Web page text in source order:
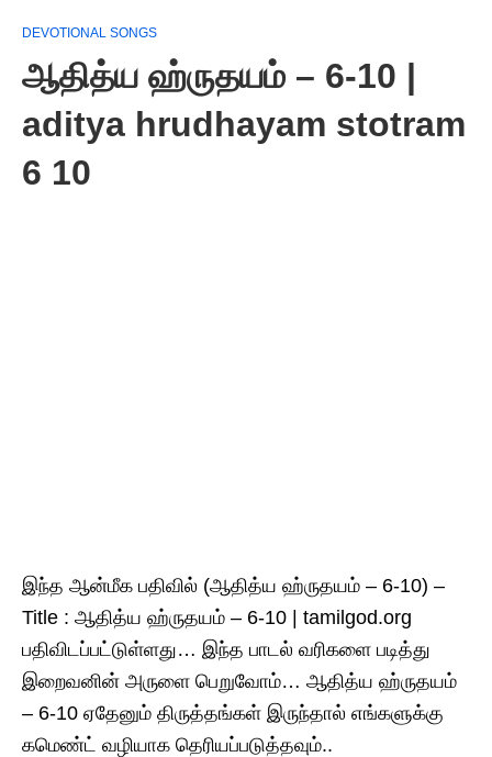
DEVOTIONAL SONGS
ஆதித்ய ஹ்ருதயம் – 6-10 |
aditya hrudhayam stotram
6 10
இந்த ஆன்மீக பதிவில் (ஆதித்ய ஹ்ருதயம் – 6-10) –
Title : ஆதித்ய ஹ்ருதயம் – 6-10 | tamilgod.org
பதிவிடப்பட்டுள்ளது… இந்த பாடல் வரிகளை படித்து
இறைவனின் அருளை பெறுவோம்… ஆதித்ய ஹ்ருதயம்
– 6-10 ஏதேனும் திருத்தங்கள் இருந்தால் எங்களுக்கு
கமெண்ட் வழியாக தெரியப்படுத்தவும்..